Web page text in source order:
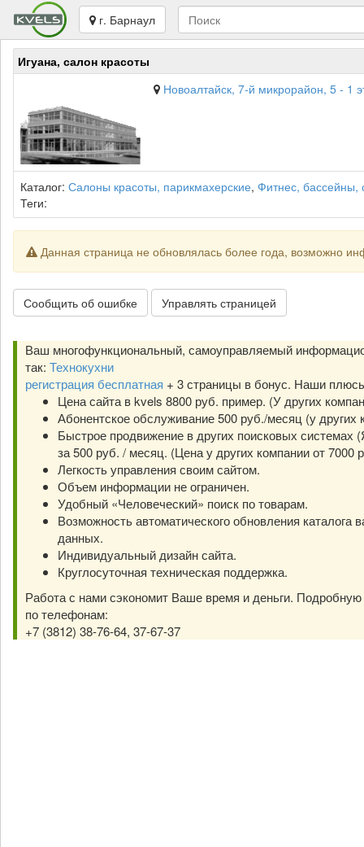
г. Барнаул
Игуана, салон красоты
Новоалтайск, 7-й микрорайон, 5 - 1
Каталог: Салоны красоты, парикмахерские, Фитнес, бассейны,
Теги:
Данная страница не обновлялась более года, возможно
Сообщить об ошибке Управлять страницей
Ваш многофункциональный, самоуправляемый
так: Технокухни
регистрация бесплатная + 3 страницы в бонус. Наши
Цена сайта в kvels 8800 руб. пример. (У других
Абонентское обслуживание 500 руб./месяц (у других
Быстрое продвижение в других поисковых системах
за 500 руб. / месяц. (Цена у других компании от 7000
Легкость управления своим сайтом.
Объем информации не ограничен.
Удобный «Человеческий» поиск по товарам.
Возможность автоматического обновления каталога
данных.
Индивидуальный дизайн сайта.
Круглосуточная техническая поддержка.
Работа с нами сэкономит Ваше время и деньги.
по телефонам:
+7 (3812) 38-76-64, 37-67-37